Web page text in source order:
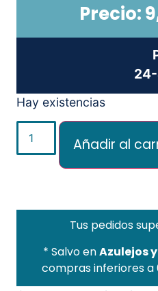
Precio:
Hay existencias
Añadir al
Tus pedidos
* Salvo enAzulejos
compras inferiores a